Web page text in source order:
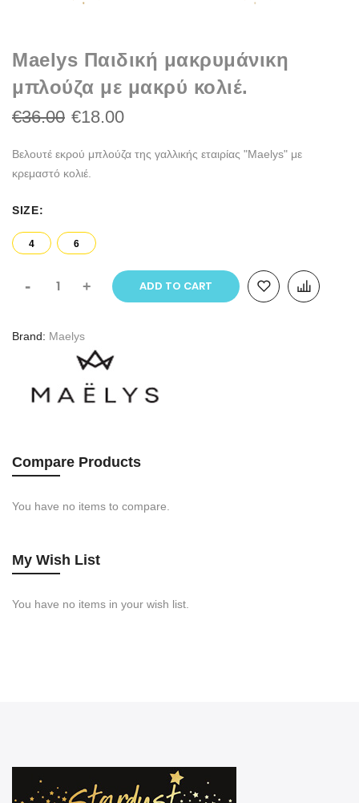
Maelys Παιδική μακρυμάνικη
μπλούζα με μακρύ κολιέ.
€18.00
€36.00
Βελουτέ εκρού μπλούζα της γαλλικής εταιρίας "Maelys" με
κρεμαστό κολιέ.
SIZE
4 6
- + ADD TO CART
Brand Maelys
Compare Products
You have no items to compare.
My Wish List
You have no items in your wish list.